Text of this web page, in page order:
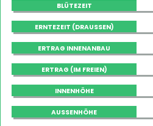
BLÜTEZEIT
ERNTEZEIT (DRAUSSEN)
ERTRAG INNENANBAU
ERTRAG (IM FREIEN)
INNENHÖHE
AUSSENHÖHE